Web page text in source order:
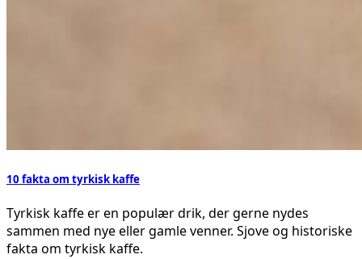
10 fakta om tyrkisk kaffe
Tyrkisk kaffe er en populær drik, der gerne nydes
sammen med nye eller gamle venner. Sjove og historiske
fakta om tyrkisk kaffe.